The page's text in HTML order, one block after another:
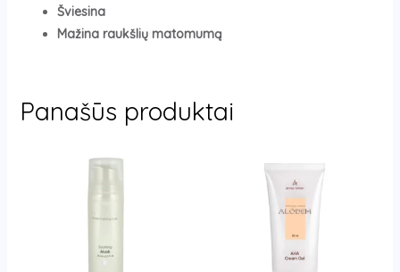
Šviesina
Mažina raukšlių matomumą
Panašūs produktai